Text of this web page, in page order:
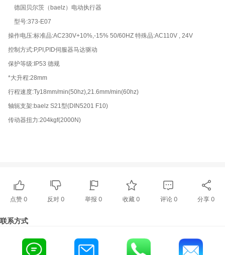
德国贝尔茨（baelz）电动执行器
型号:373-E07
操作电压:标准品:AC230V+10%,-15% 50/60HZ 特殊品:AC110V , 24V
控制方式:P,PI,PID伺服器马达驱动
保护等级:IP53 德规
*大升程:28mm
行程速度:Ty18mm/min(50hz),21.6mm/min(60hz)
轴轭支架:baelz S21型(DIN5201 F10)
传动器扭力:204kgf(2000N)
点赞 0 反对0 举报 0 收藏 0 评论 0 分享0
联系方式